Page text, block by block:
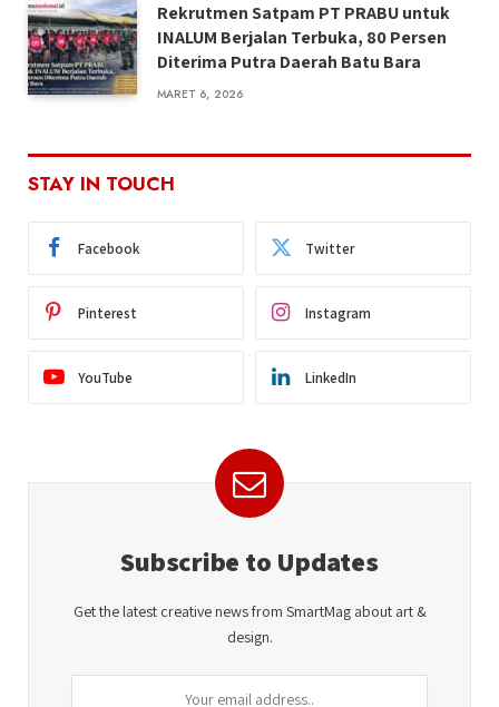
Rekrutmen Satpam PT PRABU untuk
INALUM Berjalan Terbuka, 80 Persen
Diterima Putra Daerah Batu Bara
MARET 6, 2026
STAY IN TOUCH
Facebook Twitter
Pinterest Instagram
YouTube LinkedIn
Subscribe to Updates
Get the latest creative news from SmartMag about art &
design.